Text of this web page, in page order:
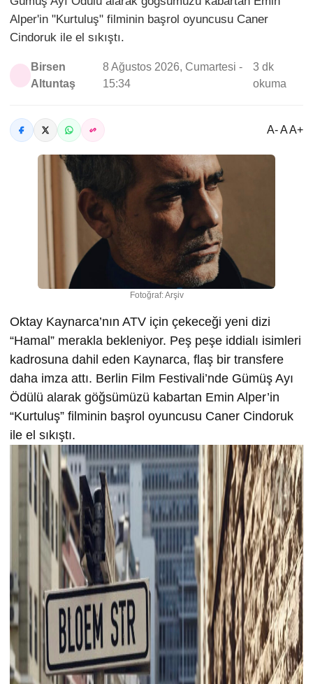
Alper'in "Kurtuluş" filminin başrol oyuncusu Caner
Cindoruk ile el sıkıştı.
Birsen
Altuntaş
8 Ağustos 2026, Cumartesi -
15:34
3 dk
okuma
A- A A+
Fotoğraf: Arşiv
Oktay Kaynarca’nın ATV için çekeceği yeni dizi
“Hamal” merakla bekleniyor. Peş peşe iddialı isimleri
kadrosuna dahil eden Kaynarca, flaş bir transfere
daha imza attı. Berlin Film Festivali’nde Gümüş Ayı
Ödülü alarak göğsümüzü kabartan Emin Alper’in
“Kurtuluş” filminin başrol oyuncusu Caner Cindoruk
ile el sıkıştı.